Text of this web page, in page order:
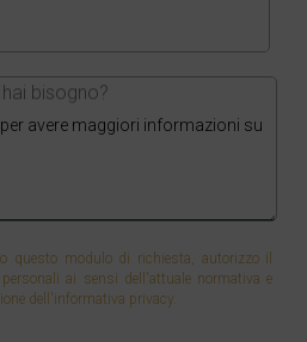
bisogno?
questo modulo di richiesta, autorizzo il
ai sensi dell'attuale normativa e
dell'informativa privacy.